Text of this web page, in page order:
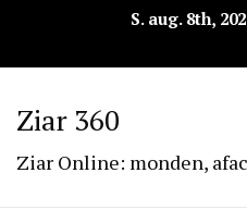
S. aug. 8th,
Ziar 360
Ziar Online: monden,